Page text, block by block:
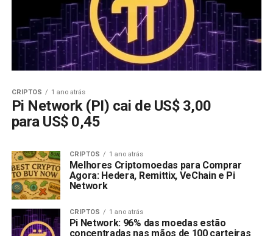
CRIPTOS 1 ano atrás
Pi Network (PI) cai de US$ 3,00
para US$ 0,45
CRIPTOS 1 ano atrás
Melhores Criptomoedas para Comprar
Agora: Hedera, Remittix, VeChain e Pi
Network
CRIPTOS 1 ano atrás
Pi Network: 96% das moedas estão
concentradas nas mãos de 100 carteiras